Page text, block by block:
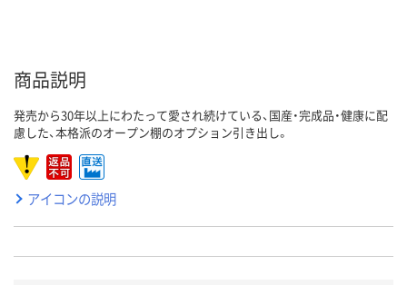
商品説明
発売から30年以上にわたって愛され続けている、国産・完成品・健康に配
慮した、本格派のオープン棚のオプション引き出し。
アイコンの説明